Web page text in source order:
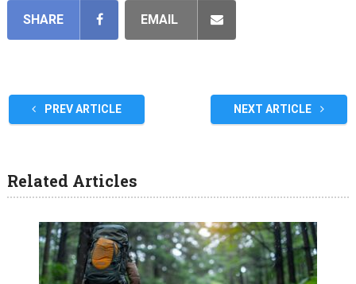
SHARE EMAIL
PREV ARTICLE NEXT ARTICLE
Related Articles